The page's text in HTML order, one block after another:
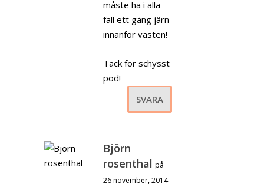
måste ha i alla
fall ett gäng järn
innanför västen!
Tack för schysst
pod!
SVARA
Björn
rosenthal på
26 november, 2014